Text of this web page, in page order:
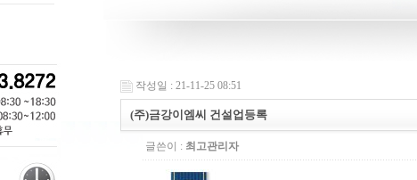
작성일 : 21-11-25 08:51
(주)금강이엠씨 건설업등록
글쓴이 : 최고관리자